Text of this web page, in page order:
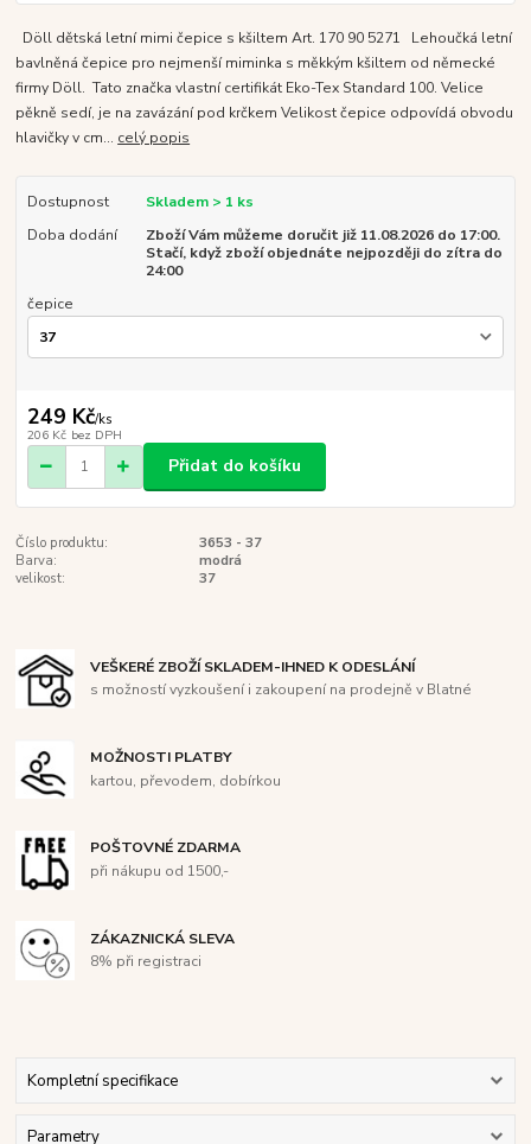
Döll dětská letní mimi čepice s kšiltem Art. 170 90 5271 Lehoučká letní
bavlněná čepice pro nejmenší miminka s měkkým kšiltem od německé
firmy Döll. Tato značka vlastní certifikát Eko-Tex Standard 100. Velice
pěkně sedí, je na zavázání pod krčkem Velikost čepice odpovídá obvodu
hlavičky v cm... celý popis
Dostupnost
Skladem > 1 ks
Doba dodání
Zboží Vám můžeme doručit již 11.08.2026 do 17:00.
Stačí, když zboží objednáte nejpozději do zítra do
24:00
čepice
249 Kč/ks
206 Kč bez DPH
Přidat do košíku
Číslo produktu:
3653 - 37
Barva:
modrá
velikost:
37
VEŠKERÉ ZBOŽÍ SKLADEM-IHNED K ODESLÁNÍ
s možností vyzkoušení i zakoupení na prodejně v Blatné
MOŽNOSTI PLATBY
kartou, převodem, dobírkou
POŠTOVNÉ ZDARMA
při nákupu od 1500,-
ZÁKAZNICKÁ SLEVA
8% při registraci
Kompletní specifikace
Parametry